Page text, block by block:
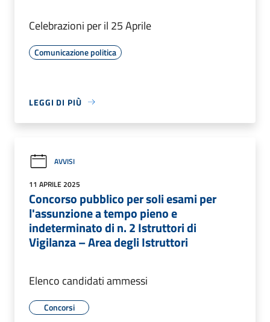
Celebrazioni per il 25 Aprile
Comunicazione politica
LEGGI DI PIÙ
AVVISI
11 APRILE 2025
Concorso pubblico per soli esami per
l'assunzione a tempo pieno e
indeterminato di n. 2 Istruttori di
Vigilanza – Area degli Istruttori
Elenco candidati ammessi
Concorsi